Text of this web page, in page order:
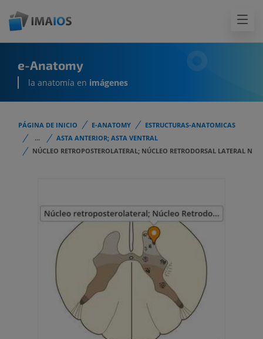
e-Anatomy
la anatomía en imágenes
PÁGINA DE INICIO E-ANATOMY
ESTRUCTURAS-ANATOMICAS
...
ASTA ANTERIOR; ASTA VENTRAL
NÚCLEO RETROPOSTEROLATERAL; NÚCLEO RETRODORSAL LATERAL N